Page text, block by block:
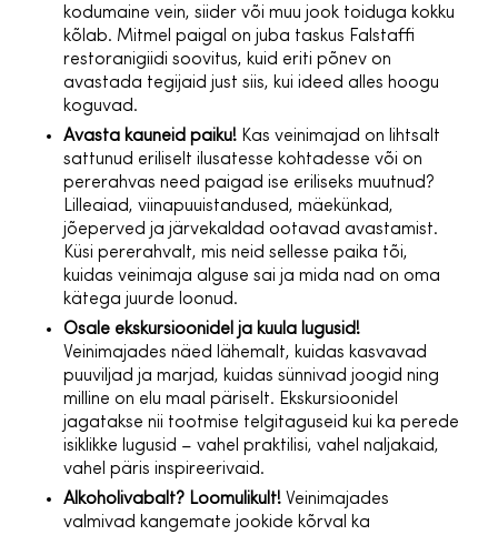
kodumaine vein, siider või muu jook toiduga kokku
kõlab. Mitmel paigal on juba taskus Falstaffi
restoranigiidi soovitus, kuid eriti põnev on
avastada tegijaid just siis, kui ideed alles hoogu
koguvad.
Avasta kauneid paiku!Kas veinimajad on lihtsalt
sattunud eriliselt ilusatesse kohtadesse või on
pererahvas need paigad ise eriliseks muutnud?
Lilleaiad, viinapuuistandused, mäekünkad,
jõeperved ja järvekaldad ootavad avastamist.
Küsi pererahvalt, mis neid sellesse paika tõi,
kuidas veinimaja alguse sai ja mida nad on oma
kätega juurde loonud.
Osale ekskursioonidel ja kuula lugusid!
Veinimajades näed lähemalt, kuidas kasvavad
puuviljad ja marjad, kuidas sünnivad joogid ning
milline on elu maal päriselt. Ekskursioonidel
jagatakse nii tootmise telgitaguseid kui ka perede
isiklikke lugusid – vahel praktilisi, vahel naljakaid,
vahel päris inspireerivaid.
Alkoholivabalt? Loomulikult!Veinimajades
valmivad kangemate jookide kõrval ka